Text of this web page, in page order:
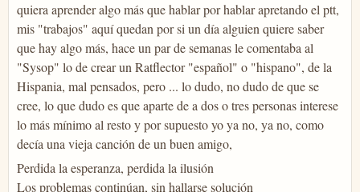
quiera aprender algo más que hablar por hablar apretando el ptt,
mis "trabajos" aquí quedan por si un día alguien quiere saber
que hay algo más, hace un par de semanas le comentaba al
"Sysop" lo de crear un Ratflector "español" o "hispano", de la
Hispania, mal pensados, pero ... lo dudo, no dudo de que se
cree, lo que dudo es que aparte de a dos o tres personas interese
lo más mínimo al resto y por supuesto yo ya no, ya no, como
decía una vieja canción de un buen amigo,
Perdida la esperanza, perdida la ilusión
Los problemas continúan, sin hallarse solución